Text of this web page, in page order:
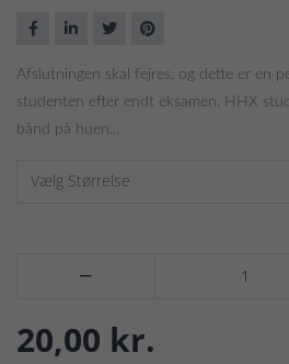
Afslutningen skal fejres, og dette er en
studenten efter endt eksamen. HHX
bånd på huen...
Vælg Størrelse

20,00 kr.